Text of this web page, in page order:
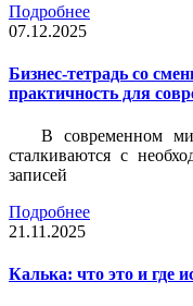
Подробнее
07.12.2025
Бизнес-тетрадь со
практичность для
В современном
сталкиваются с
записей
Подробнее
21.11.2025
Калька: что это и где